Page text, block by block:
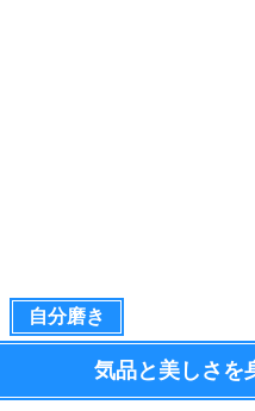
自分磨き
気品と美しさを